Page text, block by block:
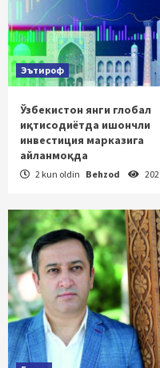
Эътироф
Ўзбекистон янги глобал
иқтисодиётда ишончли
инвестиция марказига
айланмоқда
2 kun oldin Behzod 202